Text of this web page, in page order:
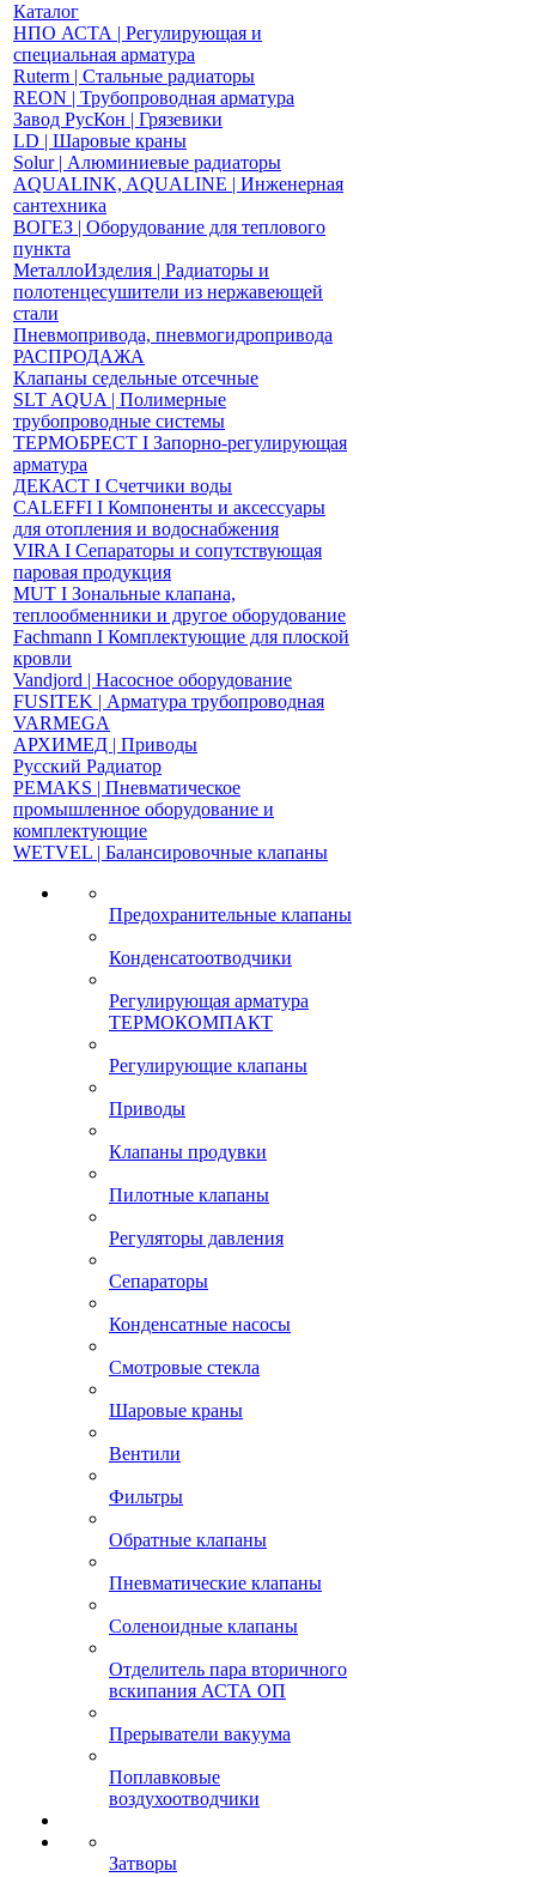
Каталог
НПО АСТА | Регулирующая и
специальная арматура
Ruterm | Стальные радиаторы
REON | Трубопроводная арматура
Завод РусКон | Грязевики
LD | Шаровые краны
Solur | Алюминиевые радиаторы
AQUALINK, AQUALINE | Инженерная
сантехника
ВОГЕЗ | Оборудование для теплового
пункта
МеталлоИзделия | Радиаторы и
полотенцесушители из нержавеющей
стали
Пневмопривода, пневмогидропривода
РАСПРОДАЖА
Клапаны седельные отсечные
SLT AQUA | Полимерные
трубопроводные системы
ТЕРМОБРЕСТ І Запорно-регулирующая
арматура
ДЕКАСТ І Счетчики воды
CALEFFI І Компоненты и аксессуары
для отопления и водоснабжения
VIRA І Сепараторы и сопутствующая
паровая продукция
MUT І Зональные клапана,
теплообменники и другое оборудование
Fachmann І Комплектующие для плоской
кровли
Vandjord | Насосное оборудование
FUSITEK | Арматура трубопроводная
VARMEGA
АРХИМЕД | Приводы
Русский Радиатор
PEMAKS | Пневматическое
промышленное оборудование и
комплектующие
WETVEL | Балансировочные клапаны
Предохранительные клапаны
Конденсатоотводчики
Регулирующая арматура
ТЕРМОКОМПАКТ
Регулирующие клапаны
Приводы
Клапаны продувки
Пилотные клапаны
Регуляторы давления
Сепараторы
Конденсатные насосы
Смотровые стекла
Шаровые краны
Вентили
Фильтры
Обратные клапаны
Пневматические клапаны
Соленоидные клапаны
Отделитель пара вторичного
вскипания АСТА ОП
Прерыватели вакуума
Поплавковые
воздухоотводчики
Затворы